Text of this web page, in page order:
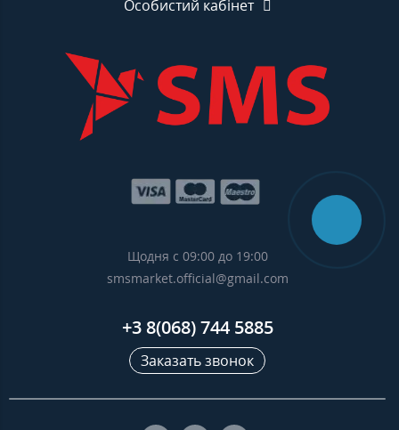
Особистий кабінет
Щодня с 09:00 до 19:00
smsmarket.official@gmail.com
+3 8(068) 744 5885
Заказать звонок